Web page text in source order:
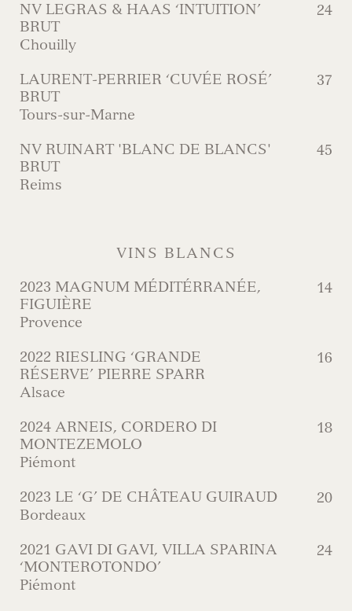
NV LEGRAS & HAAS ‘INTUITION’
BRUT
Chouilly
24
LAURENT-PERRIER ‘CUVÉE ROSÉ’
BRUT
Tours-sur-Marne
37
NV RUINART 'BLANC DE BLANCS'
BRUT
Reims
45
VINS BLANCS
2023 MAGNUM MÉDITÉRRANÉE,
FIGUIÈRE
Provence
14
2022 RIESLING ‘GRANDE
RÉSERVE’ PIERRE SPARR
Alsace
16
2024 ARNEIS, CORDERO DI
MONTEZEMOLO
Piémont
18
2023 LE ‘G’ DE CHÂTEAU GUIRAUD
Bordeaux
20
2021 GAVI DI GAVI, VILLA SPARINA
‘MONTEROTONDO’
Piémont
24